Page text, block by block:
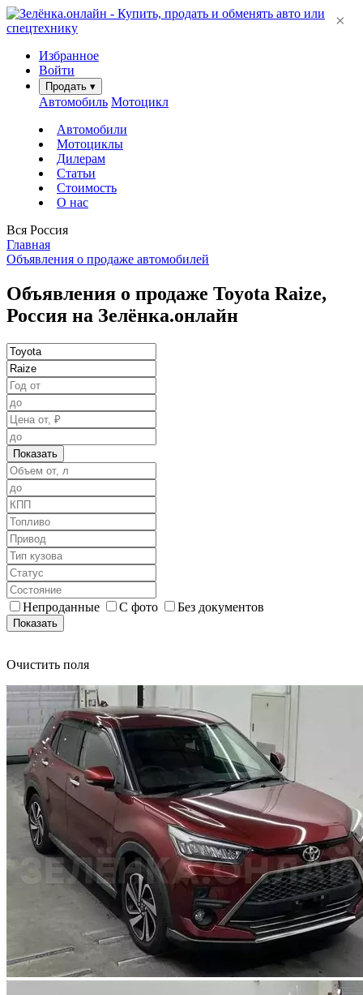
Избранное
Войти
Продать ▾
Автомобиль Мотоцикл
Автомобили
Мотоциклы
Дилерам
Статьи
Стоимость
О нас
Вся Россия
Главная
Объявления о продаже автомобилей
Объявления о продаже Toyota Raize,
Россия на Зелёнка.онлайн
Показать
Непроданные С фото Без документов
Показать
Очистить поля
×